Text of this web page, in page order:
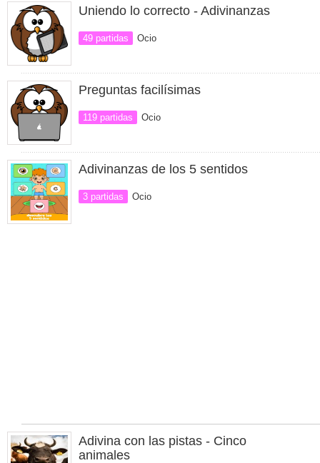
Uniendo lo correcto - Adivinanzas
49 partidas Ocio
Preguntas facilísimas
119 partidas Ocio
Adivinanzas de los 5 sentidos
3 partidas Ocio
Adivina con las pistas - Cinco
animales